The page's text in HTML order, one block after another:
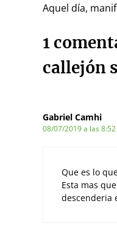
Aquel día,
1
callejón
Gabriel Camhi
08/07/2019 a las 8:52
Que es lo
Esta mas
descenderia